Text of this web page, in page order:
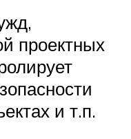
проектных
и т.п.